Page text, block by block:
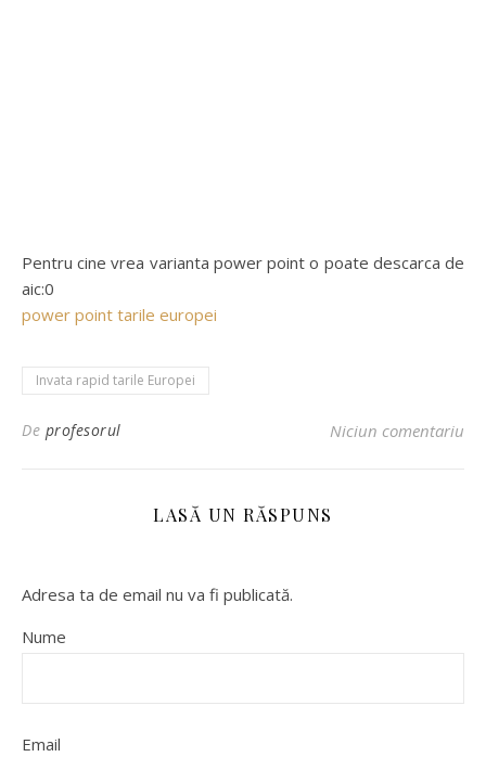
Pentru cine vrea varianta power point o poate descarca de
aic:0
power point tarile europei
Invata rapid tarile Europei
De profesorul Niciun comentariu
LASĂ UN RĂSPUNS
Adresa ta de email nu va fi publicată.
Nume
Email